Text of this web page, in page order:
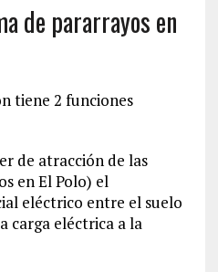
de pararrayos en
tiene 2 funciones
de atracción de las
en El Polo) el
eléctrico entre el suelo
carga eléctrica a la